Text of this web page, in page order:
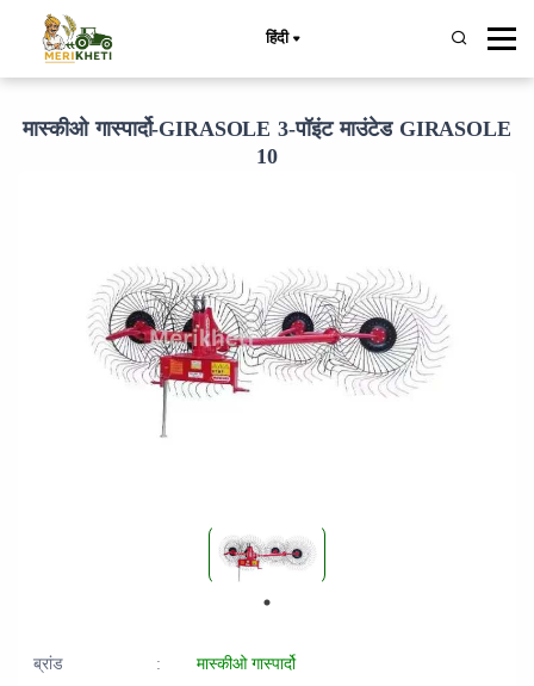
हिंदी
मास्कीओ गास्पार्दो-GIRASOLE 3-पॉइंट माउंटेड GIRASOLE
10
ब्रांड :
मास्कीओ गास्पार्दो